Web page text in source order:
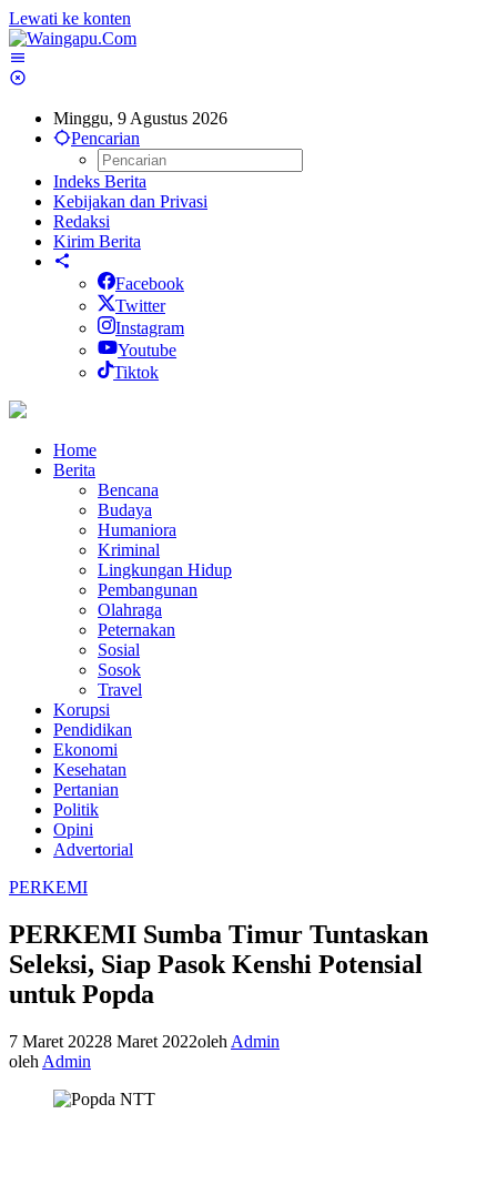
Lewati ke konten
Minggu, 9 Agustus 2026
Pencarian
Indeks Berita
Kebijakan dan Privasi
Redaksi
Kirim Berita
Facebook
Twitter
Instagram
Youtube
Tiktok
Home
Berita
Bencana
Budaya
Humaniora
Kriminal
Lingkungan Hidup
Pembangunan
Olahraga
Peternakan
Sosial
Sosok
Travel
Korupsi
Pendidikan
Ekonomi
Kesehatan
Pertanian
Politik
Opini
Advertorial
PERKEMI
PERKEMI Sumba Timur Tuntaskan
Seleksi, Siap Pasok Kenshi Potensial
untuk Popda
7 Maret 20228 Maret 2022oleh Admin
oleh Admin